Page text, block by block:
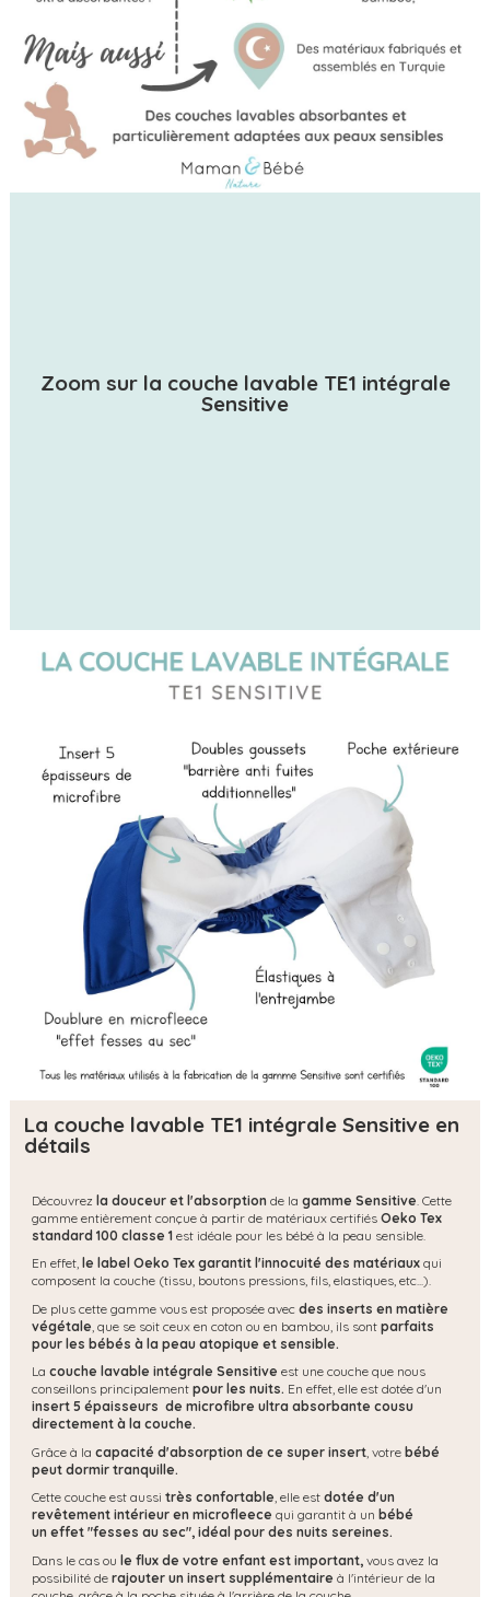
Zoom sur la couche lavable TE1 intégrale
Sensitive
La couche lavable TE1 intégrale Sensitive en
détails
Découvrez la douceur et l'absorption de la gamme Sensitive . Cette
gamme entièrement conçue à partir de matériaux certifiés Oeko Tex
standard 100 classe 1 est idéale pour les bébé à la peau sensible.
En effet, le label Oeko Tex garantit l'innocuité des matériaux qui
composent la couche (tissu, boutons pressions, fils, elastiques, etc...).
De plus cette gamme vous est proposée avec des inserts en matière
végétale , que se soit ceux en coton ou en bambou, ils sont parfaits
pour les bébés à la peau atopique et sensible.
La couche lavable intégrale Sensitive est une couche que nous
conseillons principalement pour les nuits. En effet, elle est dotée d'un
insert 5 épaisseurs de microfibre ultra absorbante cousu
directement à la couche.
Grâce à la capacité d'absorption de ce super insert , votre bébé
peut dormir tranquille.
Cette couche est aussi très confortable, elle est dotée d'un
revêtement intérieur en microfleece qui garantit à un bébé
un effet "fesses au sec", idéal pour des nuits sereines.
Dans le cas ou le flux de votre enfant est important, vous avez la
possibilité de rajouter un insert supplémentaire à l'intérieur de la